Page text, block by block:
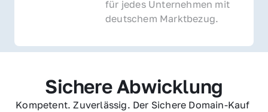
für jedes Unternehmen mit
deutschem Marktbezug.
Sichere Abwicklung
Kompetent. Zuverlässig. Der Sichere Domain-Kauf